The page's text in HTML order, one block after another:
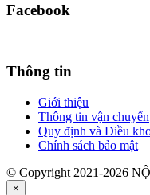
Facebook
Thông tin
Giới thiệu
Thông tin vận chuyển
Quy định và Điều
Chính sách bảo mật
© Copyright 2021-2026
×